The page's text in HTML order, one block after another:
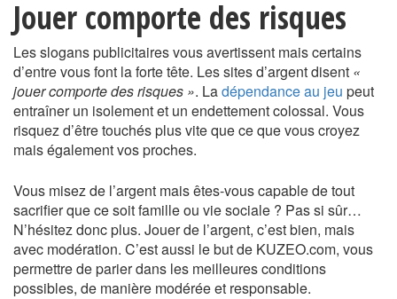
Jouer comporte des risques
Les slogans publicitaires vous avertissent mais certains
d’entre vous font la forte tête. Les sites d’argent disent «
jouer comporte des risques ». Ladépendance au jeu peut
entraîner un isolement et un endettement colossal. Vous
risquez d’être touchés plus vite que ce que vous croyez
mais également vos proches.
Vous misez de l’argent mais êtes-vous capable de tout
sacrifier que ce soit famille ou vie sociale ? Pas si sûr…
N’hésitez donc plus. Jouer de l’argent, c’est bien, mais
avec modération. C’est aussi le but de KUZEO.com, vous
permettre de parier dans les meilleures conditions
possibles, de manière modérée et responsable.